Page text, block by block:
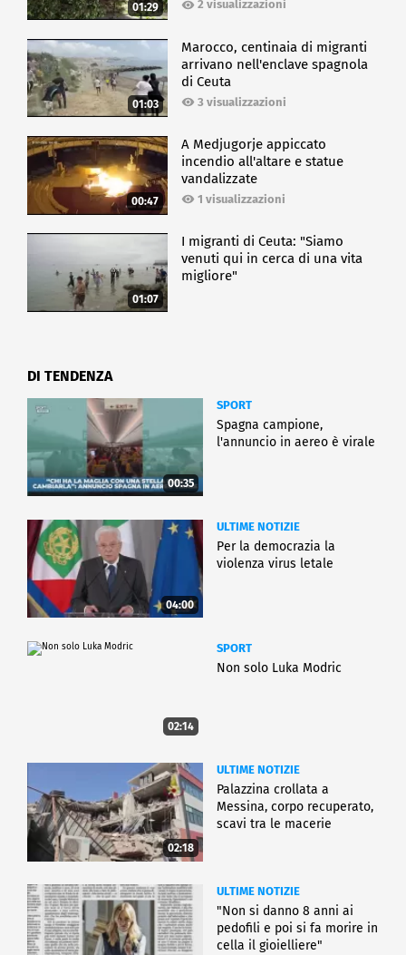
01:29 2 visualizzazioni
01:03
Marocco, centinaia di migranti
arrivano nell'enclave spagnola
di Ceuta
3 visualizzazioni
00:47
A Medjugorje appiccato
incendio all'altare e statue
vandalizzate
1 visualizzazioni
01:07
I migranti di Ceuta: "Siamo
venuti qui in cerca di una vita
migliore"
DI TENDENZA
00:35
SPORT
Spagna campione,
l'annuncio in aereo è virale
04:00
ULTIME NOTIZIE
Per la democrazia la
violenza virus letale
02:14
SPORT
Non solo Luka Modric
02:18
ULTIME NOTIZIE
Palazzina crollata a
Messina, corpo recuperato,
scavi tra le macerie
ULTIME NOTIZIE
"Non si danno 8 anni ai
pedofili e poi si fa morire in
cella il gioielliere"